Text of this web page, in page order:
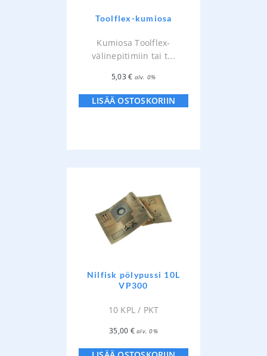
Toolflex-kumiosa
Kumiosa Toolflex-
välinepitimiin tai t...
5,03€ alv. 0%
LISÄÄ OSTOSKORIIN
Nilfisk pölypussi 10L
VP300
10 KPL / PKT
35,00 € alv. 0%